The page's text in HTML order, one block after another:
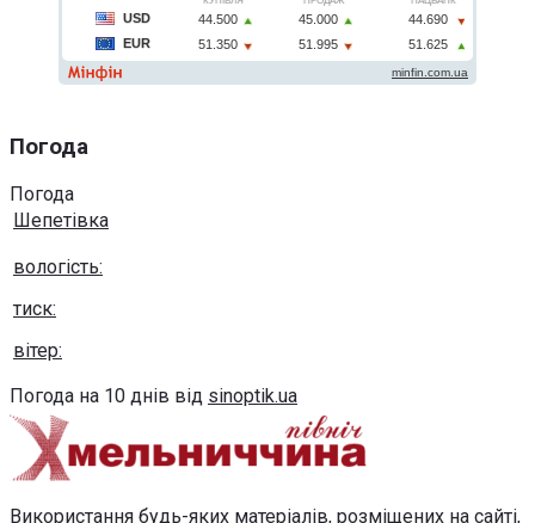
Погода
Погода
Шепетівка
вологість:
тиск:
вітер:
Погода на 10 днів від sinoptik.ua
Використання будь-яких матеріалів, розміщених на сайті,